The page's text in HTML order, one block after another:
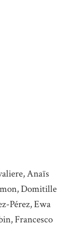
Anaïs
Domitille
Pérez, Ewa
Francesco